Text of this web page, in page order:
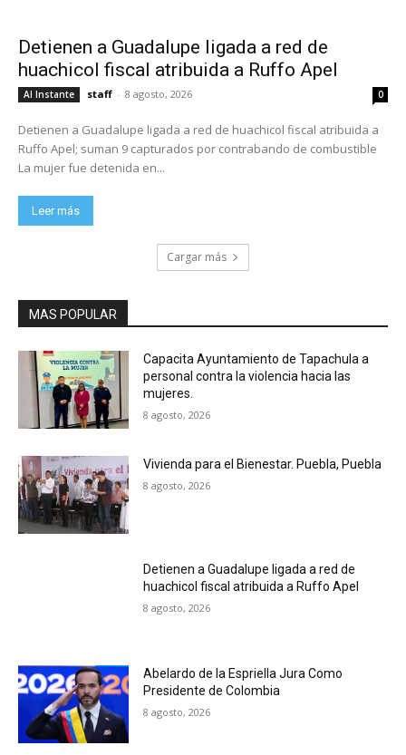
Detienen a Guadalupe ligada a red de
huachicol fiscal atribuida a Ruffo Apel
Al Instante staff - 8 agosto, 2026 0
Detienen a Guadalupe ligada a red de huachicol fiscal atribuida a
Ruffo Apel; suman 9 capturados por contrabando de combustible
La mujer fue detenida en...
Leer más
Cargar más
MAS POPULAR
Capacita Ayuntamiento de Tapachula a
personal contra la violencia hacia las
mujeres.
8 agosto, 2026
Vivienda para el Bienestar. Puebla, Puebla
8 agosto, 2026
Detienen a Guadalupe ligada a red de
huachicol fiscal atribuida a Ruffo Apel
8 agosto, 2026
Abelardo de la Espriella Jura Como
Presidente de Colombia
8 agosto, 2026